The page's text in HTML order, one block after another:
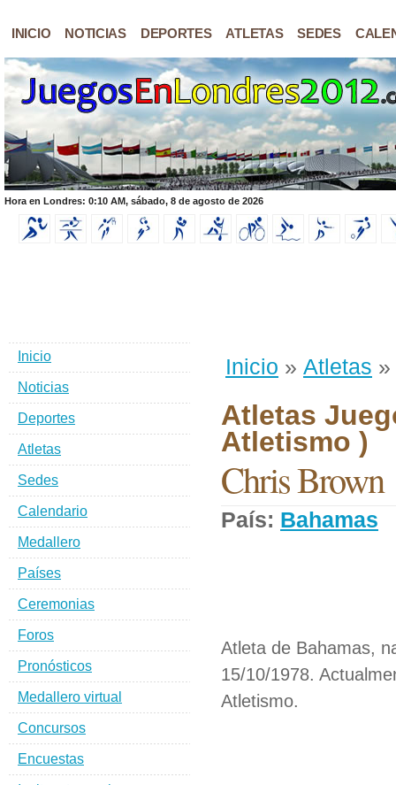
INICIO NOTICIAS DEPORTES ATLETAS SEDES
Hora en Londres: 0:10 AM, sábado, 8 de agosto de 2026
Inicio » Atletas »
Atletas
Atletismo )
Chris Brown
País: Bahamas
Atleta de Bahamas,
15/10/1978.
Atletismo.
Inicio
Noticias
Deportes
Atletas
Sedes
Calendario
Medallero
Países
Ceremonias
Foros
Pronósticos
Medallero virtual
Concursos
Encuestas